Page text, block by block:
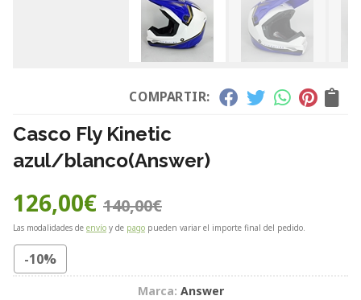
COMPARTIR:
Casco Fly Kinetic
azul/blanco(Answer)
126,00€ 140,00€
Las modalidades de envío y de pago pueden variar el importe final del pedido.
-10%
Marca: Answer